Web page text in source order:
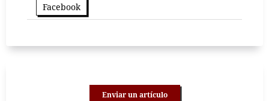
Facebook
Enviar un artículo